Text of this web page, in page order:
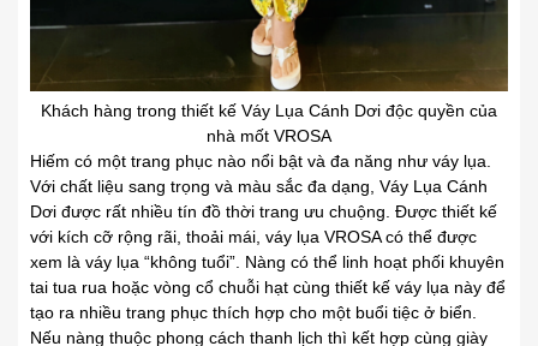
Khách hàng trong thiết kế Váy Lụa Cánh Dơi độc quyền của
nhà mốt VROSA
Hiếm có một trang phục nào nổi bật và đa năng như váy lụa.
Với chất liệu sang trọng và màu sắc đa dạng, Váy Lụa Cánh
Dơi được rất nhiều tín đồ thời trang ưu chuộng. Được thiết kế
với kích cỡ rộng rãi, thoải mái, váy lụa VROSA có thể được
xem là váy lụa “không tuổi”. Nàng có thể linh hoạt phối khuyên
tai tua rua hoặc vòng cổ chuỗi hạt cùng thiết kế váy lụa này để
tạo ra nhiều trang phục thích hợp cho một buổi tiệc ở biển.
Nếu nàng thuộc phong cách thanh lịch thì kết hợp cùng giày